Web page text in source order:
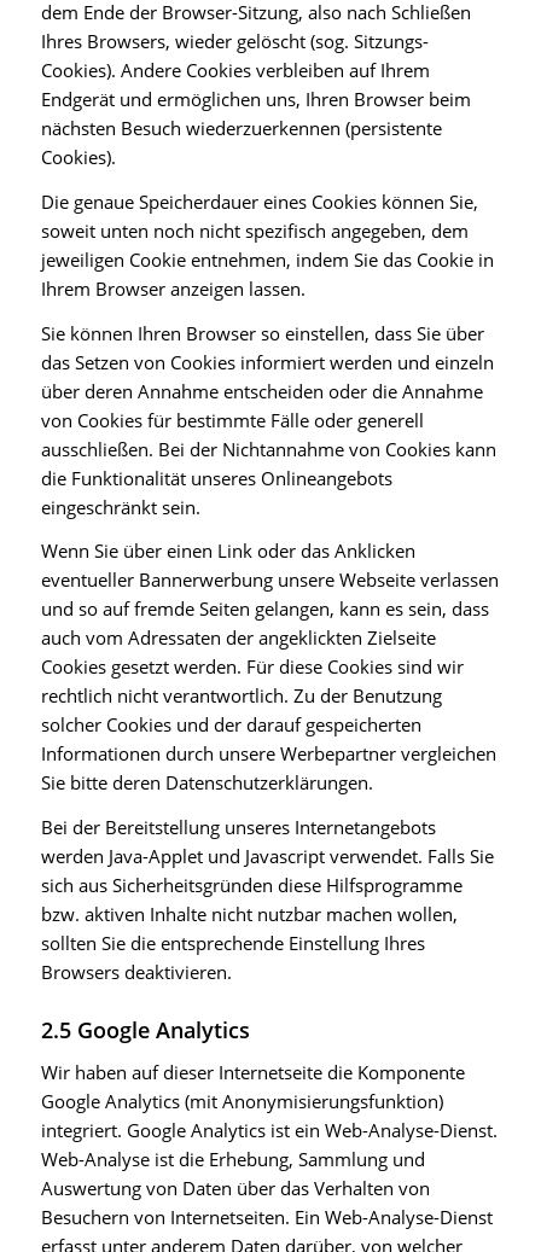
dem Ende der Browser-Sitzung, also nach Schließen
Ihres Browsers, wieder gelöscht (sog. Sitzungs-
Cookies). Andere Cookies verbleiben auf Ihrem
Endgerät und ermöglichen uns, Ihren Browser beim
nächsten Besuch wiederzuerkennen (persistente
Cookies).
Die genaue Speicherdauer eines Cookies können Sie,
soweit unten noch nicht spezifisch angegeben, dem
jeweiligen Cookie entnehmen, indem Sie das Cookie in
Ihrem Browser anzeigen lassen.
Sie können Ihren Browser so einstellen, dass Sie über
das Setzen von Cookies informiert werden und einzeln
über deren Annahme entscheiden oder die Annahme
von Cookies für bestimmte Fälle oder generell
ausschließen. Bei der Nichtannahme von Cookies kann
die Funktionalität unseres Onlineangebots
eingeschränkt sein.
Wenn Sie über einen Link oder das Anklicken
eventueller Bannerwerbung unsere Webseite verlassen
und so auf fremde Seiten gelangen, kann es sein, dass
auch vom Adressaten der angeklickten Zielseite
Cookies gesetzt werden. Für diese Cookies sind wir
rechtlich nicht verantwortlich. Zu der Benutzung
solcher Cookies und der darauf gespeicherten
Informationen durch unsere Werbepartner vergleichen
Sie bitte deren Datenschutzerklärungen.
Bei der Bereitstellung unseres Internetangebots
werden Java-Applet und Javascript verwendet. Falls Sie
sich aus Sicherheitsgründen diese Hilfsprogramme
bzw. aktiven Inhalte nicht nutzbar machen wollen,
sollten Sie die entsprechende Einstellung Ihres
Browsers deaktivieren.
2.5 Google Analytics
Wir haben auf dieser Internetseite die Komponente
Google Analytics (mit Anonymisierungsfunktion)
integriert. Google Analytics ist ein Web-Analyse-Dienst.
Web-Analyse ist die Erhebung, Sammlung und
Auswertung von Daten über das Verhalten von
Besuchern von Internetseiten. Ein Web-Analyse-Dienst
erfasst unter anderem Daten darüber, von welcher